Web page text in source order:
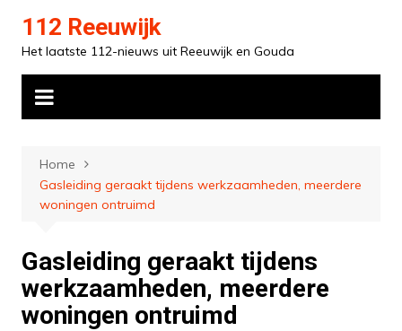
inhoud
112 Reeuwijk
Het laatste 112-nieuws uit Reeuwijk en Gouda
Home
Gasleiding geraakt tijdens werkzaamheden, meerdere
woningen ontruimd
Gasleiding geraakt tijdens
werkzaamheden, meerdere
woningen ontruimd